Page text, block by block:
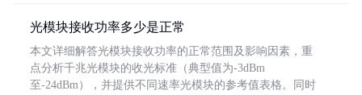
光模块接收功率多少是正常
本文详细解答光模块接收功率的正常范围及影响因素，重
点分析千兆光模块的收光标准（典型值为-3dBm
至-24dBm），并提供不同速率光模块的参考值表格。同时